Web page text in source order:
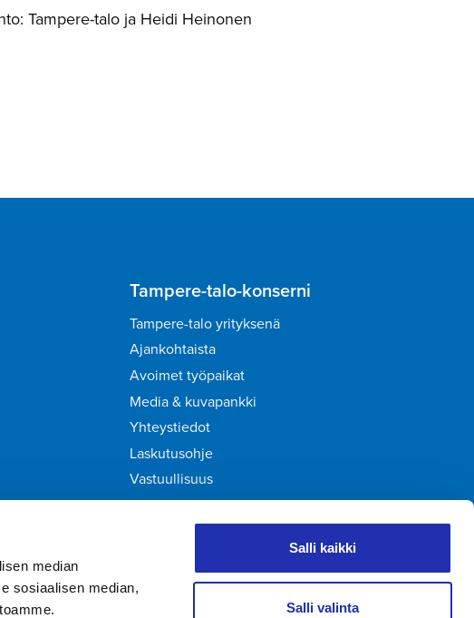
median
sosiaalisen median,
Salli kaikki
Salli valinta
Tampere-talo ja Heidi Heinonen
Tampere-talo-konserni
Tampere-talo yrityksenä
Ajankohtaista
Avoimet työpaikat
Media & kuvapankki
Yhteystiedot
Laskutusohje
Vastuullisuus